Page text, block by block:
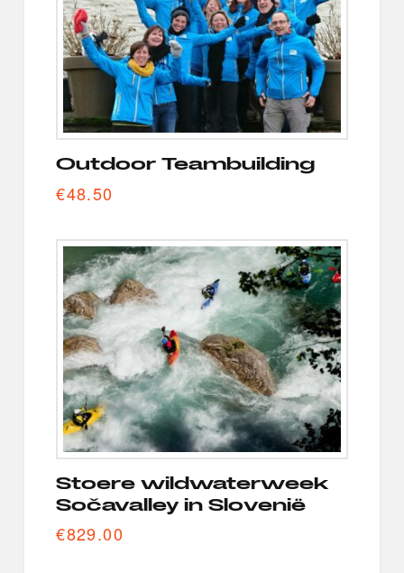
Outdoor Teambuilding
€48.50
Stoere wildwaterweek
Sočavalley in Slovenië
€829.00